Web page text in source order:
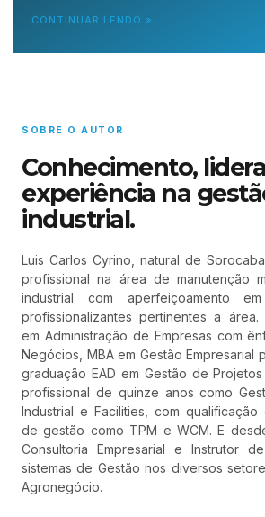
CONTINUAR LENDO »
SOBRE O AUTOR
Conhecimento,
experiência na
industrial.
Luis Carlos Cyrino, natural de
profissional na área de manutenção
industrial com aperfeiçoamento
profissionalizantes pertinentes a área.
em Administração de Empresas com
Negócios, MBA em Gestão Empresarial
graduação EAD em Gestão de
profissional de quinze anos como
Industrial e Facilities, com qualificação
de gestão como TPM e WCM. E
Consultoria Empresarial e Instrutor
sistemas de Gestão nos diversos
Agronegócio.